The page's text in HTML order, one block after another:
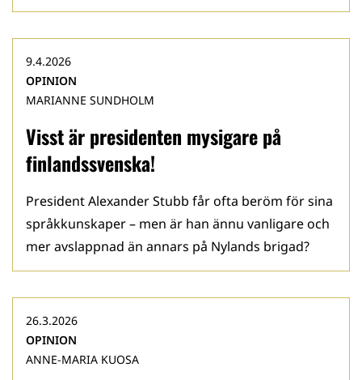
Visst är presidenten mysigare på
finlandssvenska!
9.4.2026
OPINION
MARIANNE SUNDHOLM
President Alexander Stubb får ofta beröm för sina
språkkunskaper – men är han ännu vanligare och
mer avslappnad än annars på Nylands brigad?
26.3.2026
OPINION
ANNE-MARIA KUOSA